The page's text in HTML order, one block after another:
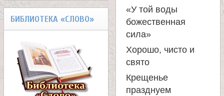
БИБЛИОТЕКА «СЛОВО»
«У той воды
божественная
сила»
Хорошо, чисто и
свято
Крещенье
празднуем